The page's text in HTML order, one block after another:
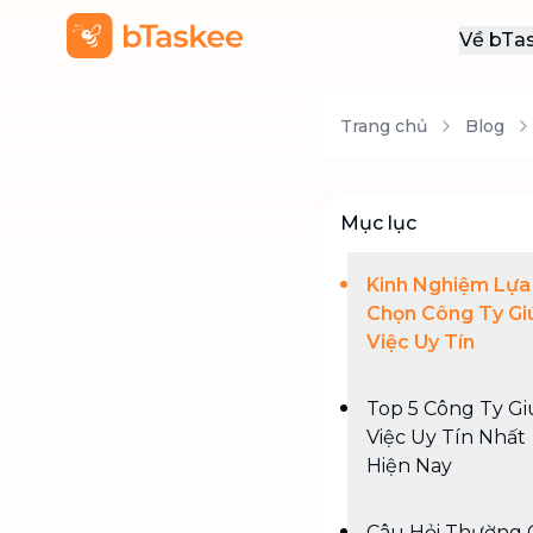
Về
Trang chủ Blog
Mục lục
Kinh Nghiệm Lựa
Chọn Công Ty
Việc Uy Tín
Top 5 Công Ty
Việc Uy Tín Nhất
Hiện Nay